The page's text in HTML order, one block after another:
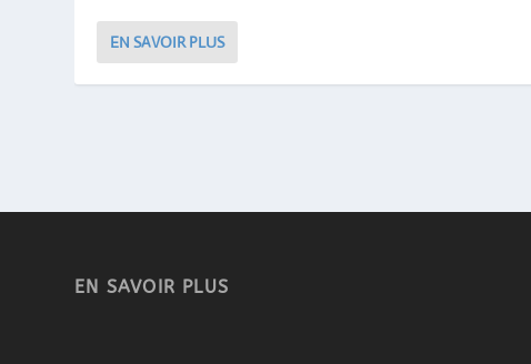
EN SAVOIR PLUS
EN SAVOIR PLUS